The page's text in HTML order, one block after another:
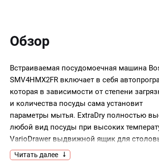
Обзор
Встраиваемая посудомоечная машина
SMV4HMX2FR включает в себя
которая в зависимости от степени
и количества посуды сама установит
параметры мытья. ExtraDry полностью
любой вид посуды при высоких
VarioDrawer выдвижной ящик для
приборов.Ключевые
Читать далее